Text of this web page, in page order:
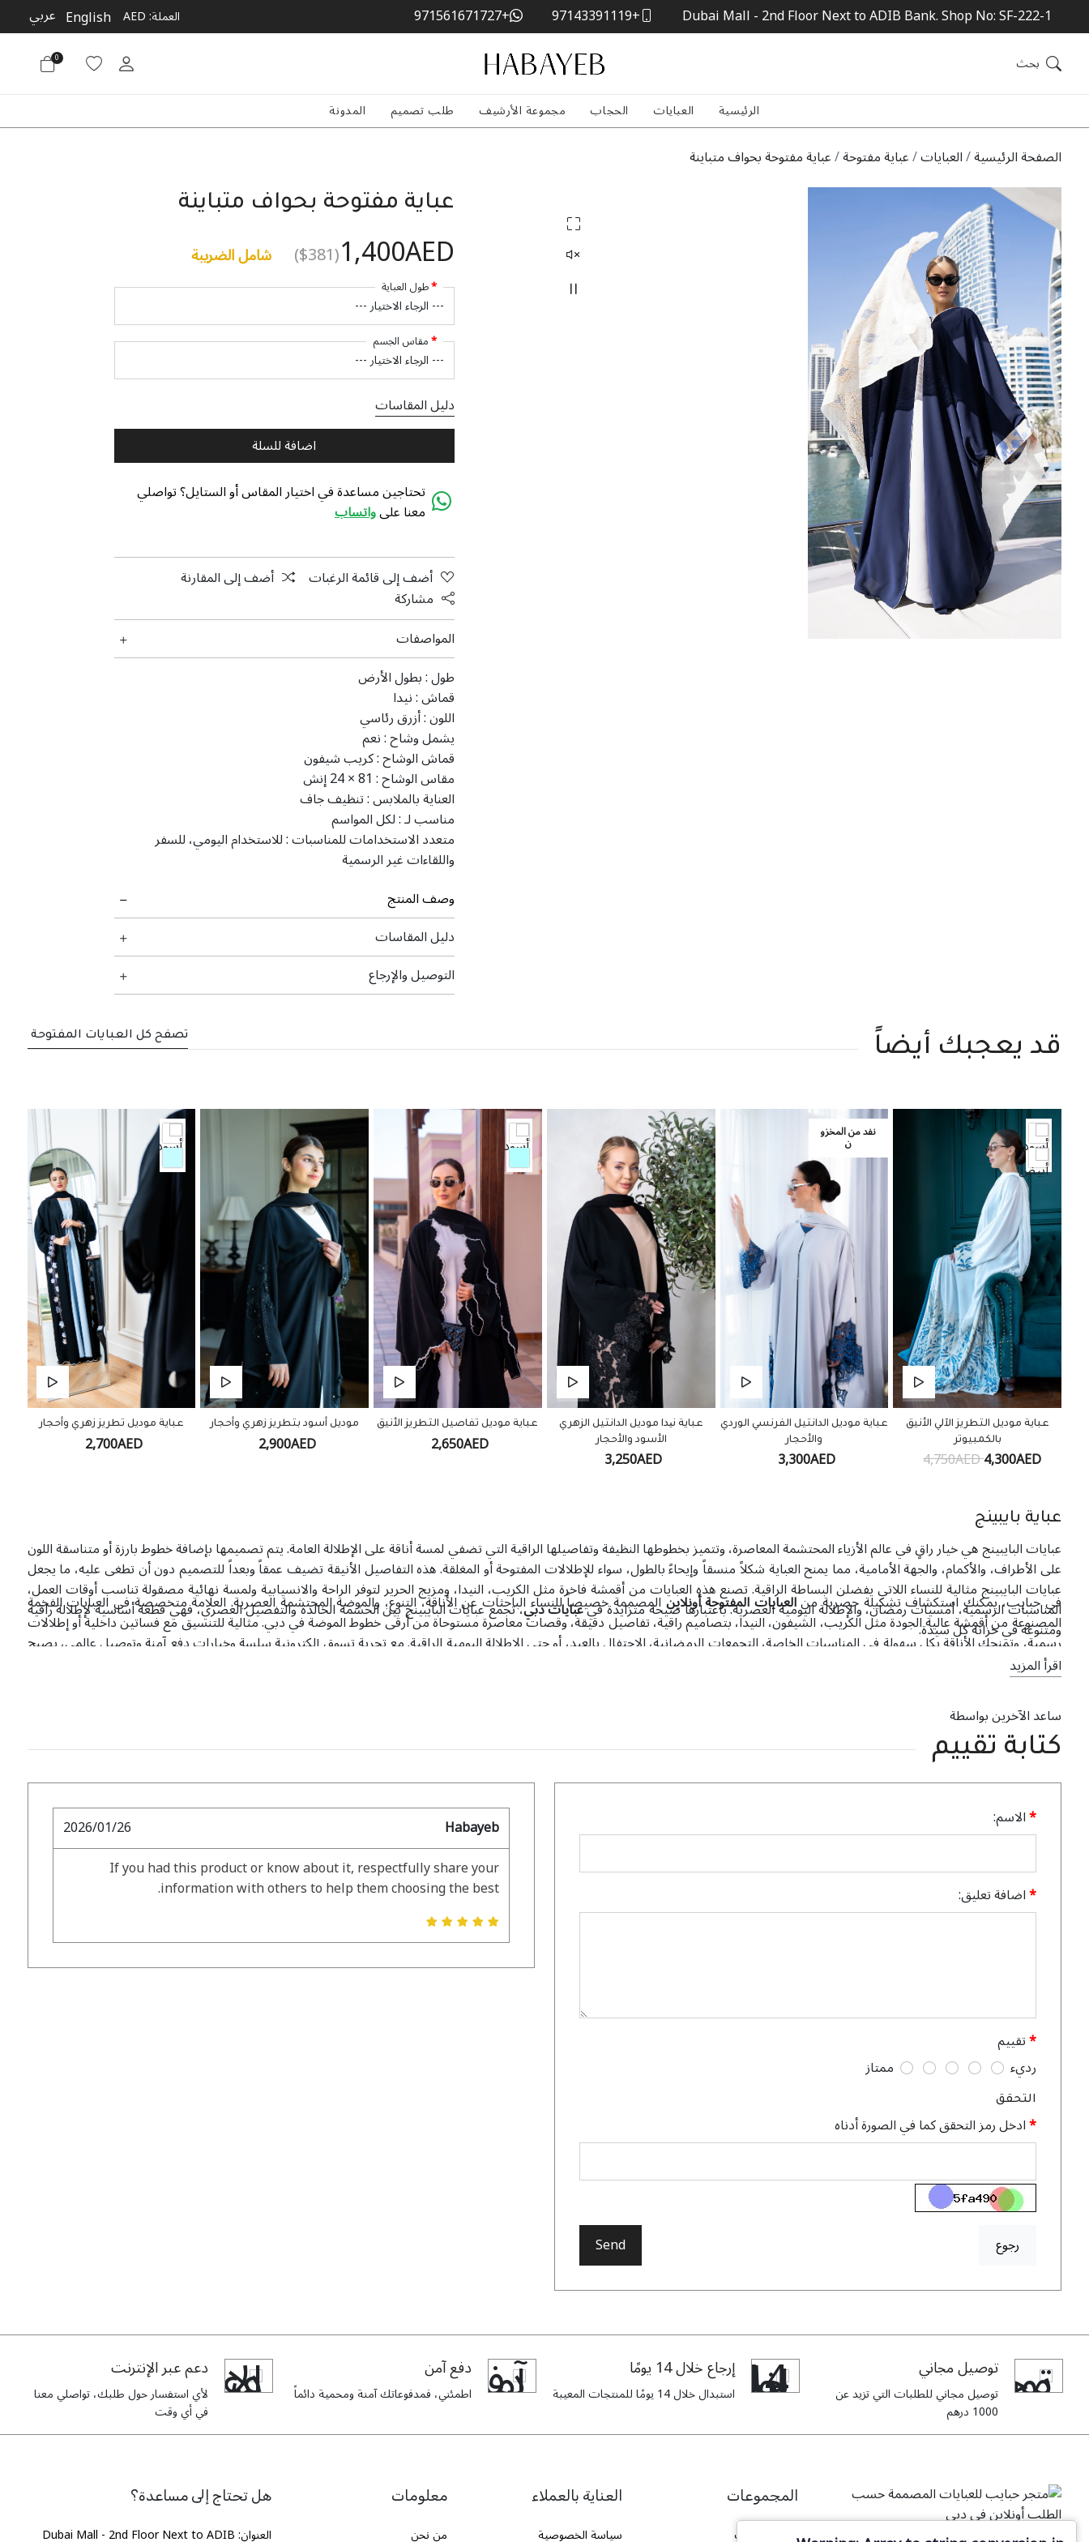
Dubai Mall - 2nd Floor Next to ADIB Bank. Shop No: SF-222-1
+97143391119
+971561671727 العملة:AED
English عربي
بحث 0
الرئيسية العبايات الحجاب مجموعة الأرشيف طلب تصميم المدونة
الصفحة الرئيسية العبايات عباية مفتوحة عباية مفتوحة بحواف متباينة
عباية مفتوحة بحواف متباينة
1,400AED
($381) شامل الضريبة
طول العباية
مقاس الجسم
دليل المقاسات
اضافة للسلة
تحتاجين مساعدة في اختيار المقاس أو الستايل؟ تواصلي
معنا علىواتساب
أضف إلى قائمة الرغبات أضف إلى المقارنة
مشاركة
المواصفات
طول :بطول الأرض
قماش :نیدا
اللون :أزرق رئاسي
يشمل وشاح :نعم
قماش الوشاح :كريب شيفون
مقاس الوشاح :‎24 × 81 إنش
العناية بالملابس :تنظیف جاف
مناسب لـ :لكل المواسم
متعدد الاستخدامات للمناسبات :للاستخدام اليومي، للسفر
واللقاءات غير الرسمية
وصف المنتج
دليل المقاسات
التوصيل والإرجاع
قد يعجبك أيضاً تصفح كل العبايات المفتوحة
عباية موديل تطريز زهري وأحجار
2,700AED
موديل أسود بتطريز زهري وأحجار
2,900AED
عباية موديل تفاصيل التطريز الأنيق
2,650AED
عباية نیدا موديل الدانتيل الزهري
الأسود والأحجار
3,250AED
نفد من المخزو
ن
عباية موديل الدانتيل الفرنسي الوردي
والأحجار
3,300AED
عباية موديل التطريز الآلي الأنيق
بالكمبيوتر
4,750AED4,300AED
عباية بايبينج
عبايات البايبينج هي خيار راقٍ في عالم الأزياء المحتشمة المعاصرة، وتتميز بخطوطها النظيفة وتفاصيلها الراقية التي تضفي لمسة أناقة على الإطلالة العامة. يتم تصميمها بإضافة خطوط بارزة أو متناسقة اللون
على الأطراف، والأكمام، والجهة الأمامية، مما يمنح العباية شكلاً منسقاً وإيحاءً بالطول، سواء للإطلالات المفتوحة أو المغلقة. هذه التفاصيل الأنيقة تضيف عمقاً وبعداً للتصميم دون أن تطغى عليه، ما يجعل
عبايات البايبينج مثالية للنساء اللاتي يفضلن البساطة الراقية. تصنع هذه العبايات من أقمشة فاخرة مثل الكريب، النيدا، ومزيج الحرير لتوفر الراحة والانسيابية ولمسة نهائية مصقولة تناسب أوقات العمل،
المناسبات الرسمية، أمسيات رمضان، والإطلالة اليومية العصرية. باعتبارها صيحة متزايدة فيعبايات دبي، تجمع عبايات البايبينج بين الحشمة الخالدة والتفصيل العصري، فهي قطعة أساسية لإطلالة راقية
ومتنوعة في خزانة كل سيدة.
في حبايب، يمكنك استكشاف تشكيلة حصرية منالعبايات المفتوحة أونلاينالمصممة خصيصاً للنساء الباحثات عن الأناقة، التنوع، والموضة المحتشمة العصرية. العلامة متخصصة في العبايات الفخمة
المصنوعة من أقمشة عالية الجودة مثل الكريب، الشيفون، النيدا، بتصاميم راقية، تفاصيل دقيقة، وقصات معاصرة مستوحاة من أرقى خطوط الموضة في دبي. مثالية للتنسيق مع فساتين داخلية أو إطلالات
رسمية، وتمنحك الأناقة بكل سهولة في المناسبات الخاصة، التجمعات الرمضانية، الاحتفال بالعيد، أو حتى الإطلالة اليومية الراقية. مع تجربة تسوق إلكترونية سلسة وخيارات دفع آمنة وتوصيل عالمي، يصبح
شراءتصاميم العباية أونلايناقرأ المزيد
ساعد الآخرين بواسطة
كتابة تقييم
الاسم:
اضافة تعليق:
تقييم
رديء
ممتاز
التحقق
ادخل رمز التحقق كما في الصورة أدناه
رجوع Send
Habayeb
2026/01/26
If you had this product or know about it, respectfully share your
information with others to help them choosing the best.
توصيل مجاني
توصيل مجاني للطلبات التي تزيد عن
1000 درهم
إرجاع خلال 14 يومًا
استبدال خلال 14 يومًا للمنتجات المعيبة
دفع آمن
اطمئني، فمدفوعاتك آمنة ومحمية دائماً
دعم عبر الإنترنت
لأي استفسار حول طلبك، تواصلي معنا
في أي وقت
العناية بالعملاء
سياسة الخصوصية
معلومات
من نحن
هل تحتاج إلى مساعدة؟
العنوان: Dubai Mall - 2nd Floor Next to ADIB
المجموعات
جميع العبايات